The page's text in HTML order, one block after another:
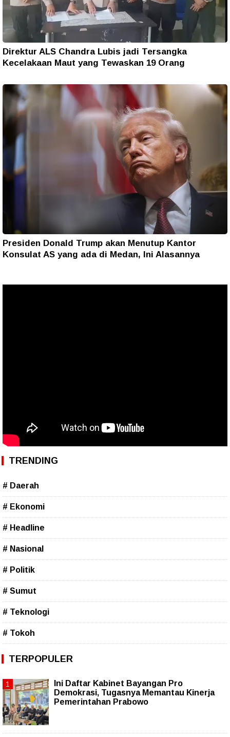
Direktur ALS Chandra Lubis jadi Tersangka
Kecelakaan Maut yang Tewaskan 19 Orang
Presiden Donald Trump akan Menutup Kantor
Konsulat AS yang ada di Medan, Ini Alasannya
TRENDING
# Daerah
# Ekonomi
# Headline
# Nasional
# Politik
# Sumut
# Teknologi
# Tokoh
TERPOPULER
Ini Daftar Kabinet Bayangan Pro
Demokrasi, Tugasnya Memantau Kinerja
Pemerintahan Prabowo